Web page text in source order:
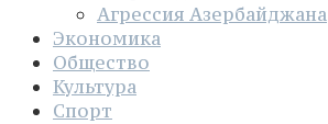
Агрессия Азербайджана
Экономика
Общество
Культура
Спорт